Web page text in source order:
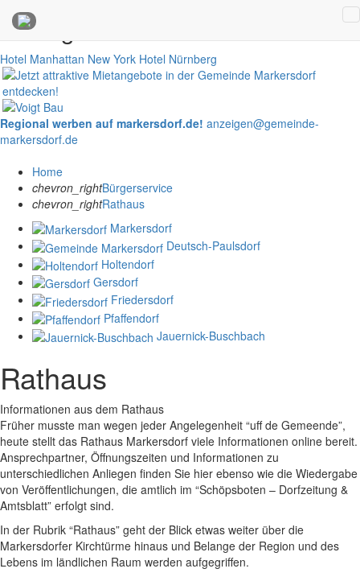
Anzeigen
Hotel Manhattan New York Hotel Nürnberg
Regional werben auf markersdorf.de! anzeigen@gemeinde-
markersdorf.de
Home
chevron_rightBürgerservice
chevron_rightRathaus
Markersdorf
Deutsch-Paulsdorf
Holtendorf
Gersdorf
Friedersdorf
Pfaffendorf
Jauernick-Buschbach
Rathaus
Informationen aus dem Rathaus
Früher musste man wegen jeder Angelegenheit “uff de Gemeende”,
heute stellt das Rathaus Markersdorf viele Informationen online bereit.
Ansprechpartner, Öffnungszeiten und Informationen zu
unterschiedlichen Anliegen finden Sie hier ebenso wie die Wiedergabe
von Veröffentlichungen, die amtlich im “Schöpsboten – Dorfzeitung &
Amtsblatt” erfolgt sind.
In der Rubrik “Rathaus” geht der Blick etwas weiter über die
Markersdorfer Kirchtürme hinaus und Belange der Region und des
Lebens im ländlichen Raum werden aufgegriffen.